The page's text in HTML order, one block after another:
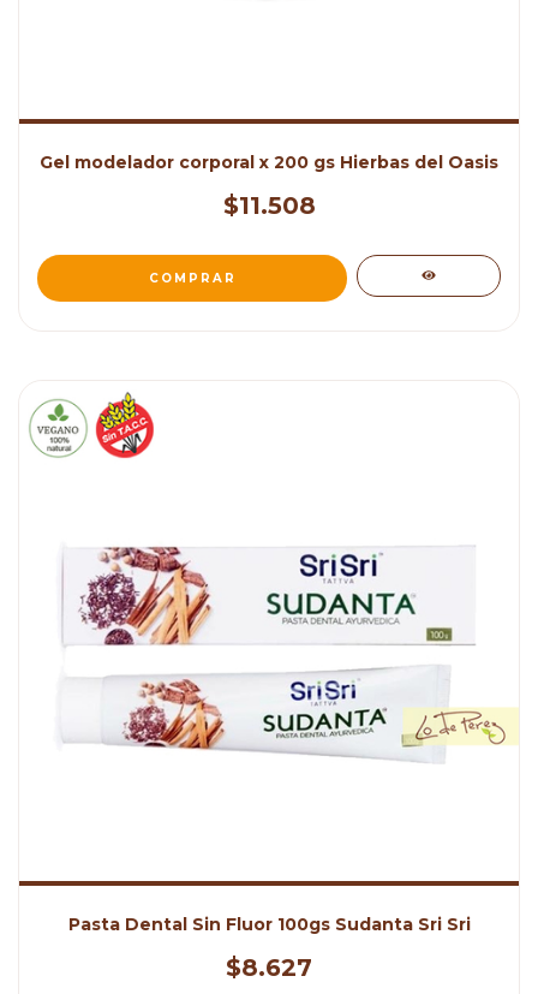
Gel modelador corporal x 200 gs Hierbas del Oasis
$11.508
Pasta Dental Sin Fluor 100gs Sudanta Sri Sri
$8.627